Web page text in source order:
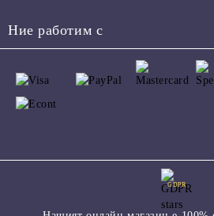
Ние работим с
GDPR